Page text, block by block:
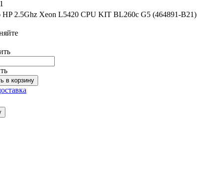
HP 2.5Ghz Xeon L5420 CPU KIT BL260c G5 (464891-B21)